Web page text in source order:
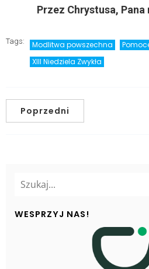
Przez Chrystusa,
Tags: Modlitwa powszechna
XIII Niedziela Zwykła
Poprzedni
WESPRZYJ NAS!